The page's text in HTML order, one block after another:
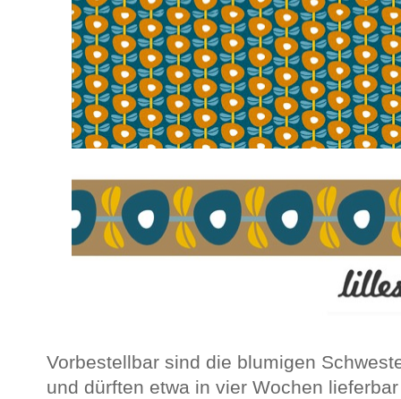
Vorbestellbar sind die blumigen
und dürften etwa in vier Wochen